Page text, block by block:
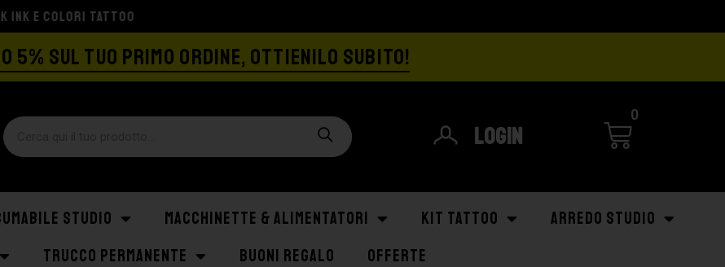
SPEDIZIONE GRATIS A PARTIRE DA €129
5% SUL TUO PRIMO ORDINE, OTTIENILO SUBITO!
Login
0
STUDIO MACCHINETTE & ALIMENTATORI KIT TATTOO
ARREDO STUDIO
TRUCCO PERMANENTE BUONI REGALO OFFERTE